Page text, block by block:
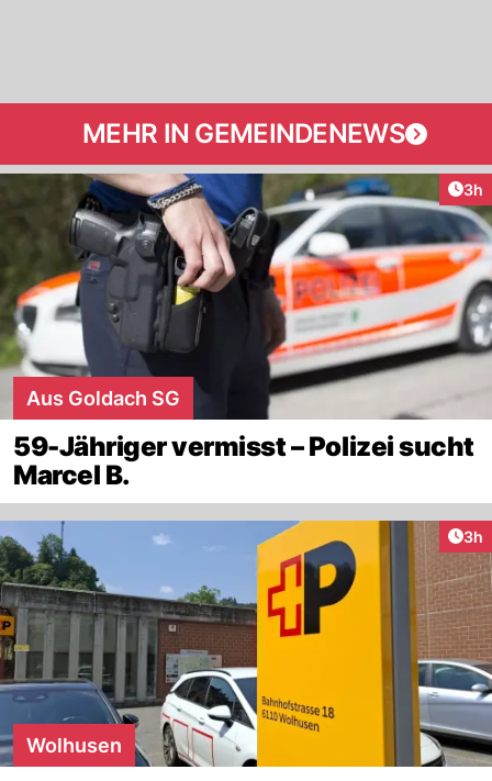
MEHR IN GEMEINDENEWS
3h
Aus Goldach SG
59-Jähriger vermisst – Polizei sucht
Marcel B.
3h
Wolhusen